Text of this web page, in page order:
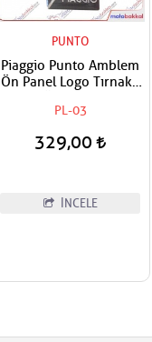
PUNTO
Piaggio Punto Amblem
Ön Panel Logo Tırnaklı
Tip Siyah - Gri
PL-03
329,00
İNCELE